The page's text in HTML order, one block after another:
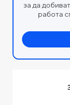
за да
работа